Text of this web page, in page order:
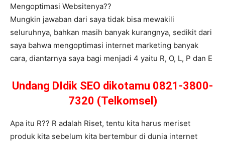
Mengoptimasi Websitenya??
Mungkin jawaban dari saya tidak bisa mewakili
seluruhnya, bahkan masih banyak kurangnya, sedikit dari
saya bahwa mengoptimasi internet marketing banyak
cara, diantarnya saya bagi menjadi 4 yaitu R, O, L, P dan E
Undang DIdik SEO dikotamu 0821-3800-
7320 (Telkomsel)
Apa itu R?? R adalah Riset, tentu kita harus meriset
produk kita sebelum kita bertembur di dunia internet